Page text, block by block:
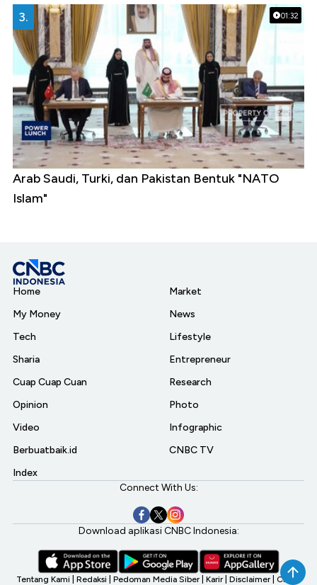
01:32
3.
Arab Saudi, Turki, dan Pakistan Bentuk "NATO
Islam"
Home
My Money
Tech
Sharia
Cuap Cuap Cuan
Opinion
Video
Berbuatbaik.id
Index
Market
News
Lifestyle
Entrepreneur
Research
Photo
Infographic
CNBC TV
Connect With Us:
Download aplikasi CNBC Indonesia:
Tentang Kami Redaksi Pedoman Media Siber Karir Disclaimer CNBC